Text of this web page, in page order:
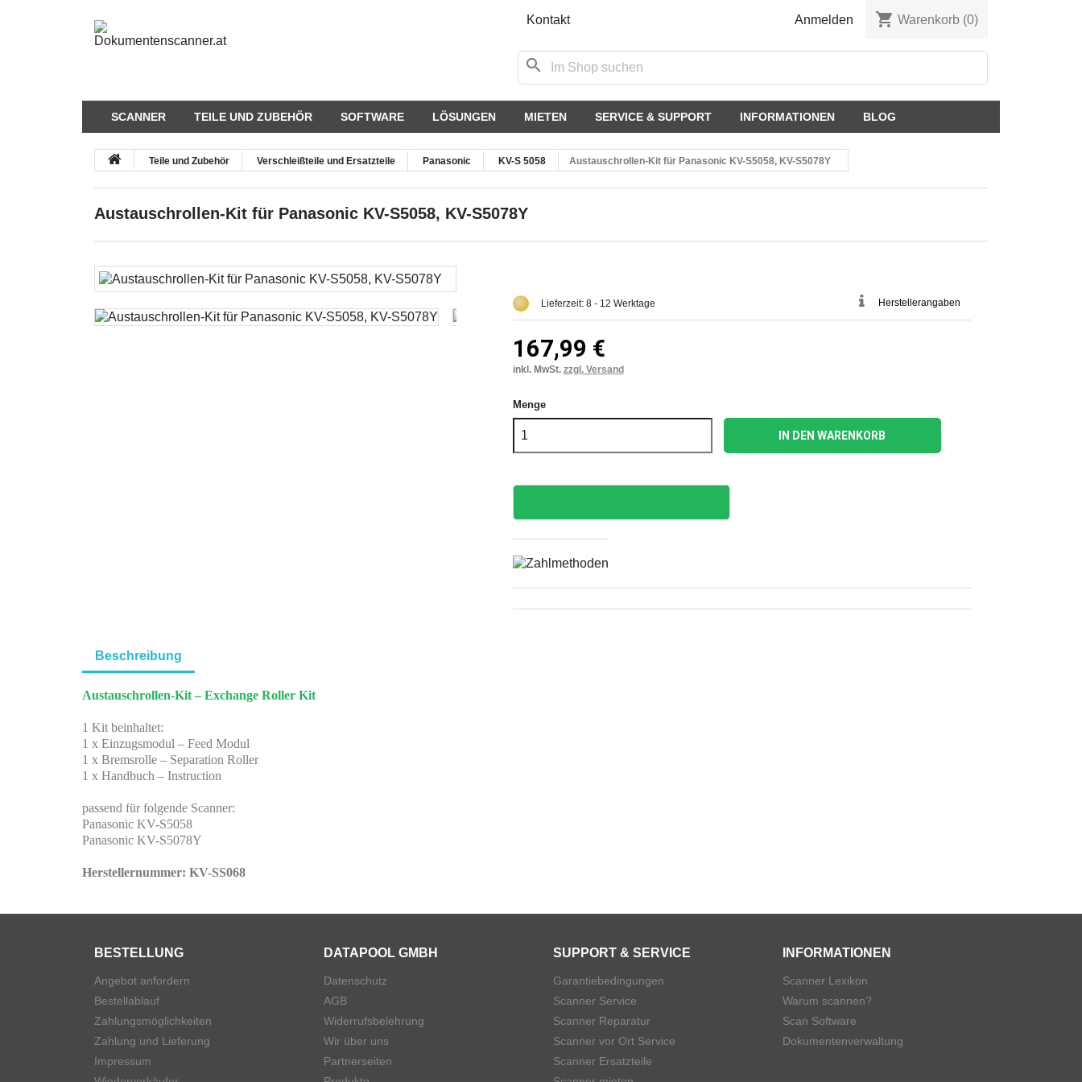
Kontakt Anmelden shopping_cart Warenkorb (0)
search
SCANNER TEILE UND ZUBEHÖR SOFTWARE LÖSUNGEN MIETEN SERVICE & SUPPORT INFORMATIONEN BLOG
Teile und Zubehör Verschleißteile und Ersatzteile Panasonic KV-S 5058 Austauschrollen-Kit für Panasonic KV-S5058, KV-S5078Y
Austauschrollen-Kit für Panasonic KV-S5058, KV-S5078Y
Lieferzeit: 8 - 12 Werktage Herstellerangaben
167,99 €
inkl. MwSt. zzgl. Versand
Menge
IN DEN WARENKORB
Beschreibung
Austauschrollen-Kit – Exchange Roller Kit
1 Kit beinhaltet:
1 x Einzugsmodul – Feed Modul
1 x Bremsrolle – Separation Roller
1 x Handbuch – Instruction
passend für folgende Scanner:
Panasonic KV-S5058
Panasonic KV-S5078Y
Herstellernummer: KV-SS068
BESTELLUNG
Angebot anfordern
Bestellablauf
Zahlungsmöglichkeiten
Zahlung und Lieferung
Impressum
DATAPOOL GMBH
Datenschutz
AGB
Widerrufsbelehrung
Wir über uns
Partnerseiten
SUPPORT & SERVICE
Garantiebedingungen
Scanner Service
Scanner Reparatur
Scanner vor Ort Service
Scanner Ersatzteile
INFORMATIONEN
Scanner Lexikon
Warum scannen?
Scan Software
Dokumentenverwaltung